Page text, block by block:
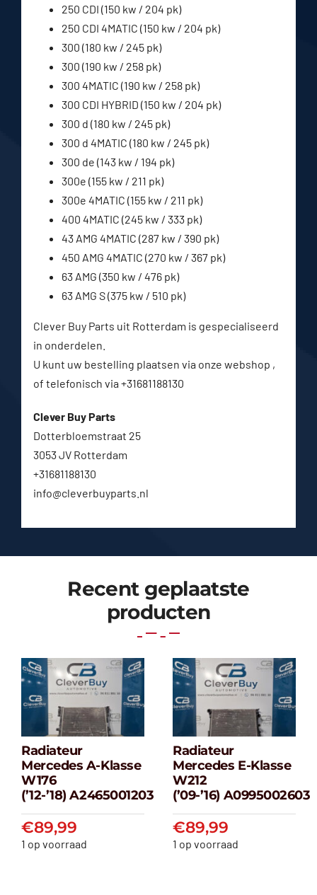
250 CDI (150 kw / 204 pk)
250 CDI 4MATIC (150 kw / 204 pk)
300 (180 kw / 245 pk)
300 (190 kw / 258 pk)
300 4MATIC (190 kw / 258 pk)
300 CDI HYBRID (150 kw / 204 pk)
300 d (180 kw / 245 pk)
300 d 4MATIC (180 kw / 245 pk)
300 de (143 kw / 194 pk)
300e (155 kw / 211 pk)
300e 4MATIC (155 kw / 211 pk)
400 4MATIC (245 kw / 333 pk)
43 AMG 4MATIC (287 kw / 390 pk)
450 AMG 4MATIC (270 kw / 367 pk)
63 AMG (350 kw / 476 pk)
63 AMG S (375 kw / 510 pk)
Clever Buy Parts uit Rotterdam is gespecialiseerd
in onderdelen.
U kunt uw bestelling plaatsen via onze webshop ,
of telefonisch via +31681188130
Clever Buy Parts
Dotterbloemstraat 25
3053 JV Rotterdam
+31681188130
info@cleverbuyparts.nl
Recent geplaatste
producten
Radiateur
Mercedes A-
klasse W176
(’12-’18) A2465001203
€89,99
Radiateur
Mercedes A-Klasse
W176
(’12-’18) A2465001203
€89,99
1 op voorraad
Radiateur
Mercedes E-
klasse W212
(’09-’16)
€89,99
Radiateur
Mercedes E-Klasse
W212
(’09-’16) A0995002603
€89,99
1 op voorraad